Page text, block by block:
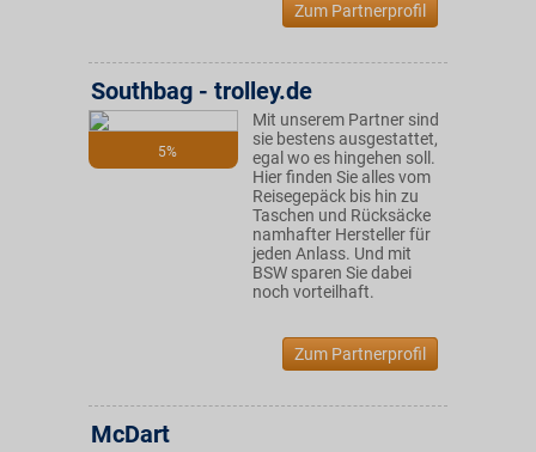
Zum Partnerprofil
5%
Southbag - trolley.de
Mit unserem Partner sind
sie bestens ausgestattet,
egal wo es hingehen soll.
Hier finden Sie alles vom
Reisegepäck bis hin zu
Taschen und Rücksäcke
namhafter Hersteller für
jeden Anlass. Und mit
BSW sparen Sie dabei
noch vorteilhaft.
Zum Partnerprofil
McDart